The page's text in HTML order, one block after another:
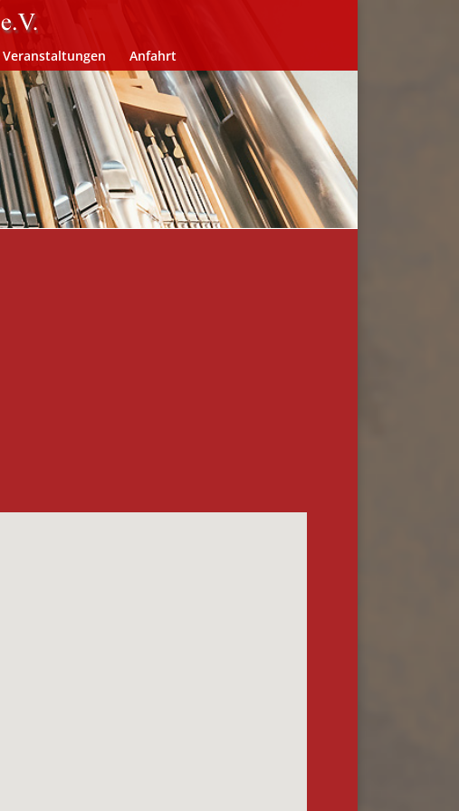
Veranstaltungen Anfahrt